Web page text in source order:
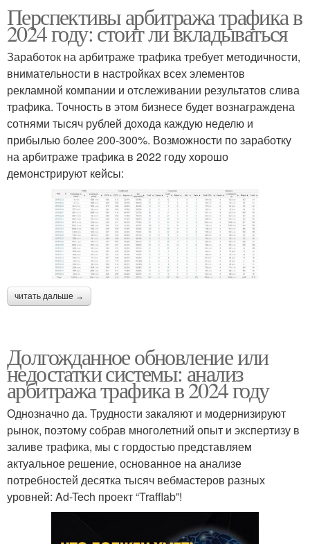
Перспективы арбитража трафика в
2024 году: стоит ли вкладываться
Заработок на арбитраже трафика требует методичности,
внимательности в настройках всех элементов
рекламной компании и отслеживании результатов слива
трафика. Точность в этом бизнесе будет вознаграждена
сотнями тысяч рублей дохода каждую неделю и
прибылью более 200-300%. Возможности по заработку
на арбитраже трафика в 2022 году хорошо
демонстрируют кейсы:
читать дальше →
Долгожданное обновление или
недостатки системы: анализ
арбитража трафика в 2024 году
Однозначно да. Трудности закаляют и модернизируют
рынок, поэтому собрав многолетний опыт и экспертизу в
заливе трафика, мы с гордостью представляем
актуальное решение, основанное на анализе
потребностей десятка тысяч вебмастеров разных
уровней: Ad-Tech проект “Trafflab”!